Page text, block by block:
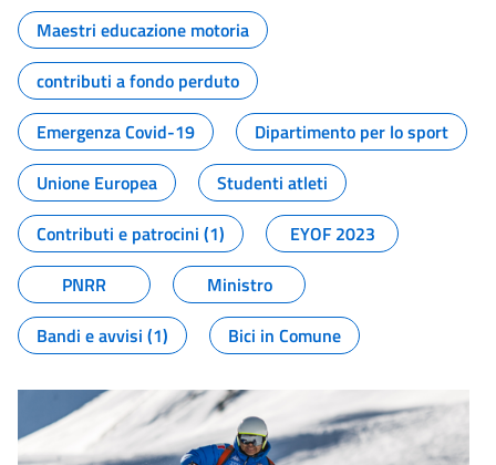
Maestri educazione motoria
contributi a fondo perduto
Emergenza Covid-19
Dipartimento per lo sport
Unione Europea
Studenti atleti
Contributi e patrocini (1)
EYOF 2023
PNRR
Ministro
Bandi e avvisi (1)
Bici in Comune